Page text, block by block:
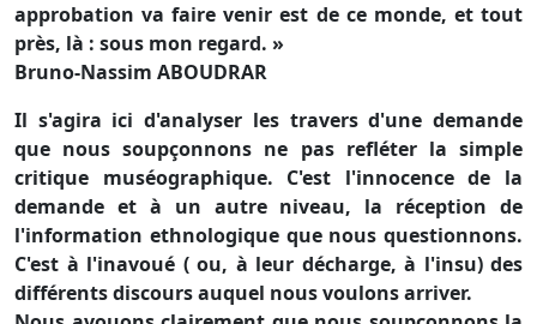
approbation va faire venir est de ce monde, et tout
près, là : sous mon regard. »
Bruno-Nassim ABOUDRAR
Il s'agira ici d'analyser les travers d'une demande
que nous soupçonnons ne pas refléter la simple
critique muséographique. C'est l'innocence de la
demande et à un autre niveau, la réception de
l'information ethnologique que nous questionnons.
C'est à l'inavoué ( ou, à leur décharge, à l'insu) des
différents discours auquel nous voulons arriver.